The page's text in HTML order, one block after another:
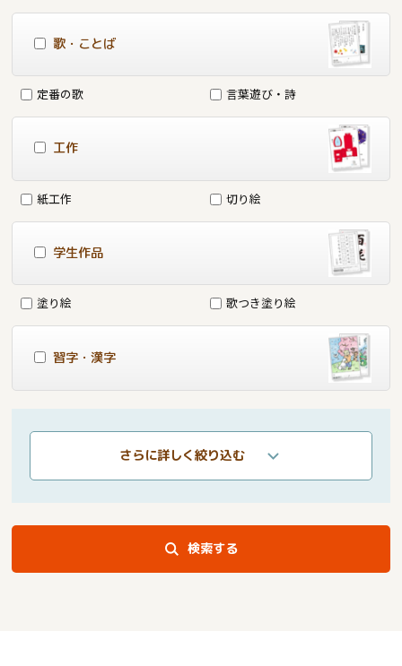
歌・ことば
定番の歌 言葉遊び・詩
工作
紙工作 切り絵
学生作品
塗り絵 歌つき塗り絵
習字・漢字
さらに詳しく絞り込む
検索する